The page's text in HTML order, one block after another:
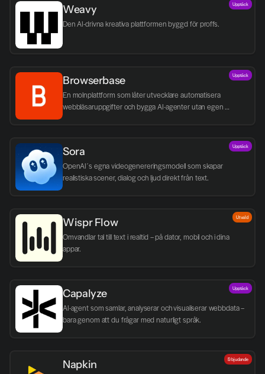
Weavy
Den AI-drivna kreativa plattformen byggd för proffs.
Upptäck
Browserbase
En molnplattform som låter utvecklare automatisera
webbläsaruppgifter och bygga AI-agenter utan egen
Upptäck
Sora
OpenAI´s egna videogenereringsmodell som skapar
realistiska scener, dialog och ljud direkt från text.
Upptäck
Wispr Flow
Omvandlar tal till text i realtid – på dator, mobil och i dina
appar.
Utvald
Capalyze
AI-agent som samlar, analyserar och visualiserar webbdata –
bara genom att du frågar med naturligt språk.
Upptäck
Napkin Erbjudande